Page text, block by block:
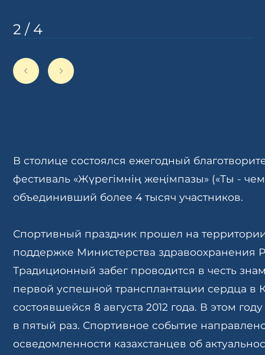
2 / 4
В столице состоялся ежегодный
фестиваль «Жүрегімнің жеңімпазы» («Ты -
объединивший более 4 тысяч участников.
Спортивный праздник прошел на
поддержке Министерства здравоохранения
Традиционный забег проводится в честь
первой успешной трансплантации сердца в
состоявшейся 8 августа 2012 года. В этом
в пятый раз. Спортивное событие
осведомленности казахстанцев об